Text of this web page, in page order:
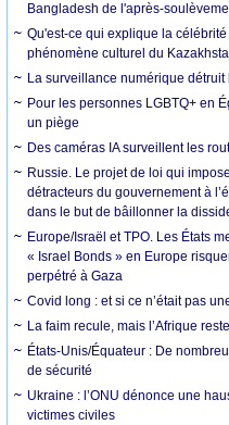
Bangladesh de l'après-
Qu'est-ce qui explique la
phénomène culturel du
La surveillance numérique
Pour les personnes LGBTQ+ en
un piège
Des caméras IA surveillent les
Russie. Le projet de loi qui
détracteurs du gouvernement à
dans le but de bâillonner la
Europe/Israël et TPO. Les États
« Israel Bonds » en Europe
perpétré à Gaza
Covid long : et si ce n’était pas
La faim recule, mais l’Afrique
États-Unis/Équateur : De
de sécurité
Ukraine : l’ONU dénonce une
victimes civiles